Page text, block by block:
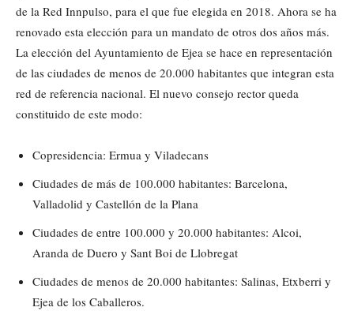
de la Red Innpulso, para el que fue elegida en 2018. Ahora se ha
renovado esta elección para un mandato de otros dos años más.
La elección del Ayuntamiento de Ejea se hace en representación
de las ciudades de menos de 20.000 habitantes que integran esta
red de referencia nacional. El nuevo consejo rector queda
constituido de este modo:
Copresidencia: Ermua y Viladecans
Ciudades de más de 100.000 habitantes: Barcelona,
Valladolid y Castellón de la Plana
Ciudades de entre 100.000 y 20.000 habitantes: Alcoi,
Aranda de Duero y Sant Boi de Llobregat
Ciudades de menos de 20.000 habitantes: Salinas, Etxberri y
Ejea de los Caballeros.